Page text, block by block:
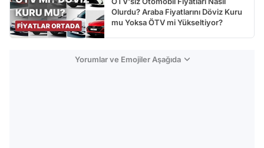
Olurdu? Araba Fiyatlarını Döviz Kuru
mu Yoksa ÖTV mi Yükseltiyor?
Yorumlar ve Emojiler Aşağıda